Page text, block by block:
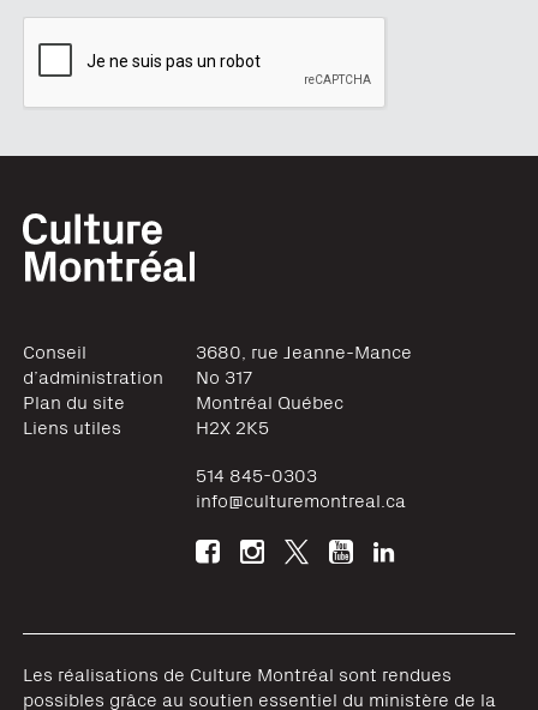
Conseil
d’administration
Plan du site
Liens utiles
3680, rue Jeanne-Mance
No 317
Montréal Québec
H2X 2K5
514 845-0303
info@culturemontreal.ca
Les réalisations de Culture Montréal sont rendues
possibles grâce au soutien essentiel du ministère de la